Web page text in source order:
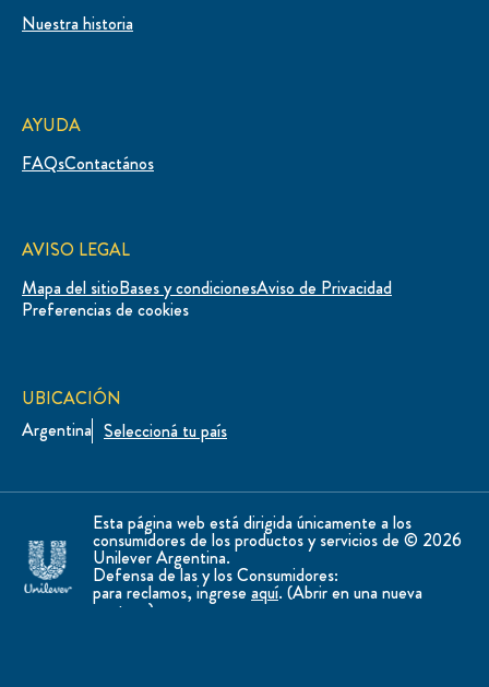
Nuestra historia
AYUDA
FAQsContactános
AVISO LEGAL
Mapa del sitioBases y condicionesAviso de Privacidad
Preferencias de cookies
Esta página web está dirigida únicamente a los
consumidores de los productos y servicios de © 2026
Unilever Argentina.
Defensa de las y los Consumidores:
para reclamos, ingrese aquí. (Abrir en una nueva
ventana).
UBICACIÓN
Argentina Seleccioná tu país